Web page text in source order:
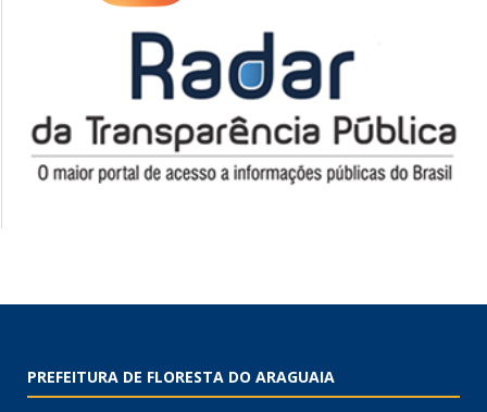
PREFEITURA DE FLORESTA DO ARAGUAIA